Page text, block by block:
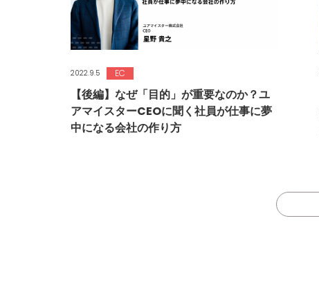
2022.9.5 EC
【後編】なぜ「目的」が重要なのか？ユ
アマイスターCEOに聞く社員が仕事に夢
中になる会社の作り方